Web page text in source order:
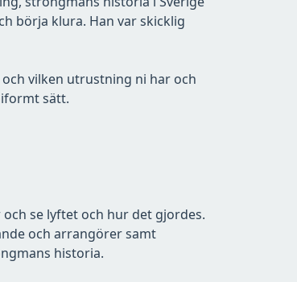
börja klura. Han var skicklig
vilken utrustning ni har och
sätt.
se lyftet och hur det gjordes.
och arrangörer samt
historia.